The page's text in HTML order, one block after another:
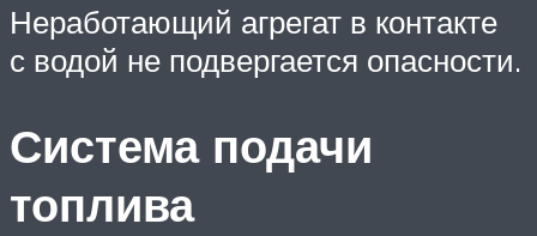
Неработающий агрегат в контакте
с водой не подвергается опасности.
Система подачи
топлива